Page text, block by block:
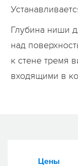
Глубина ниши
над
к стене тремя
входящими в
Цены